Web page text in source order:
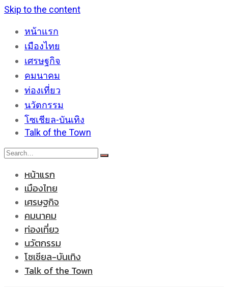
Skip to the content
หน้าแรก
เมืองไทย
เศรษฐกิจ
คมนาคม
ท่องเที่ยว
นวัตกรรม
โซเชียล-บันเทิง
Talk of the Town
หน้าแรก
เมืองไทย
เศรษฐกิจ
คมนาคม
ท่องเที่ยว
นวัตกรรม
โซเชียล-บันเทิง
Talk of the Town